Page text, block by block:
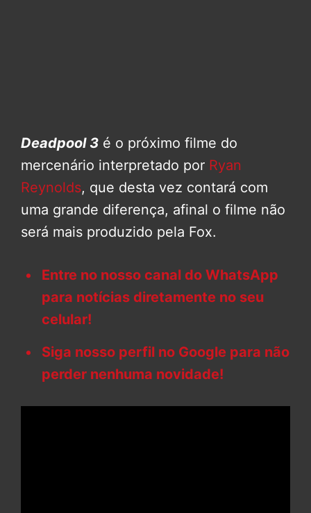
Deadpool 3 é o próximo filme do
mercenário interpretado por Ryan
Reynolds, que desta vez contará com
uma grande diferença, afinal o filme não
será mais produzido pela Fox.
Entre no nosso canal do WhatsApp
para notícias diretamente no seu
celular!
Siga nosso perfil no Google para não
perder nenhuma novidade!